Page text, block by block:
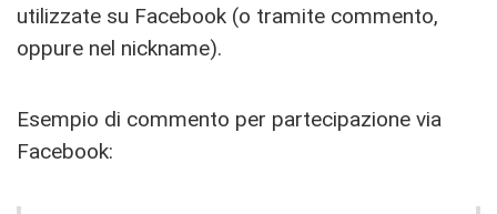
utilizzate su Facebook (o tramite commento,
oppure nel nickname).
Esempio di commento per partecipazione via
Facebook: